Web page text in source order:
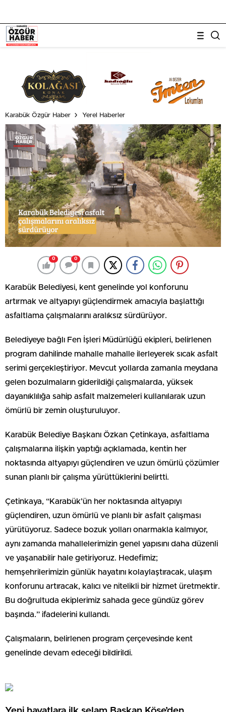
Karabük Özgür Haber Yerel Haberler
0 0
Karabük Belediyesi, kent genelinde yol konforunu
artırmak ve altyapıyı güçlendirmek amacıyla başlattığı
asfaltlama çalışmalarını aralıksız sürdürüyor.
Belediyeye bağlı Fen İşleri Müdürlüğü ekipleri, belirlenen
program dahilinde mahalle mahalle ilerleyerek sıcak asfalt
serimi gerçekleştiriyor. Mevcut yollarda zamanla meydana
gelen bozulmaların giderildiği çalışmalarda, yüksek
dayanıklılığa sahip asfalt malzemeleri kullanılarak uzun
ömürlü bir zemin oluşturuluyor.
Karabük Belediye Başkanı Özkan Çetinkaya, asfaltlama
çalışmalarına ilişkin yaptığı açıklamada, kentin her
noktasında altyapıyı güçlendiren ve uzun ömürlü çözümler
sunan planlı bir çalışma yürüttüklerini belirtti.
Çetinkaya, “Karabük’ün her noktasında altyapıyı
güçlendiren, uzun ömürlü ve planlı bir asfalt çalışması
yürütüyoruz. Sadece bozuk yolları onarmakla kalmıyor,
aynı zamanda mahallelerimizin genel yapısını daha düzenli
ve yaşanabilir hale getiriyoruz. Hedefimiz;
hemşehrilerimizin günlük hayatını kolaylaştıracak, ulaşım
konforunu artıracak, kalıcı ve nitelikli bir hizmet üretmektir.
Bu doğrultuda ekiplerimiz sahada gece gündüz görev
başında.” ifadelerini kullandı.
Çalışmaların, belirlenen program çerçevesinde kent
genelinde devam edeceği bildirildi.